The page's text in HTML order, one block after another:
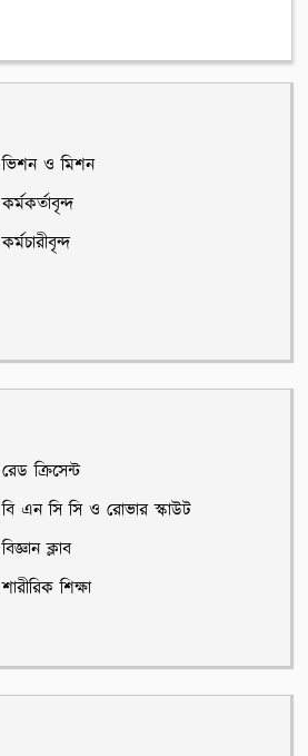
ভিশন ও মিশন
কর্মকর্তাবৃন্দ
কর্মচারীবৃন্দ
রেড ক্রিসেন্ট
বি এন সি সি ও রোভার স্কাউট
বিজ্ঞান ক্লাব
শারীরিক শিক্ষা